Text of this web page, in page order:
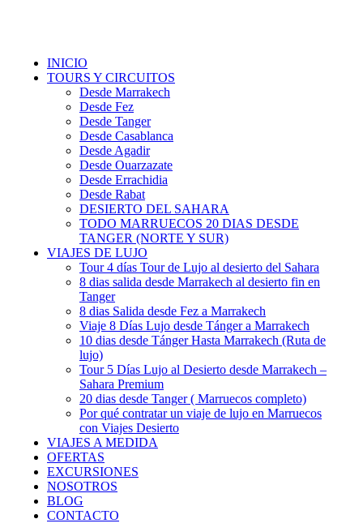
INICIO
TOURS Y CIRCUITOS
Desde Marrakech
Desde Fez
Desde Tanger
Desde Casablanca
Desde Agadir
Desde Ouarzazate
Desde Errachidia
Desde Rabat
DESIERTO DEL SAHARA
TODO MARRUECOS 20 DIAS DESDE
TANGER (NORTE Y SUR)
VIAJES DE LUJO
Tour 4 días Tour de Lujo al desierto del Sahara
8 dias salida desde Marrakech al desierto fin en
Tanger
8 dias Salida desde Fez a Marrakech
Viaje 8 Días Lujo desde Tánger a Marrakech
10 dias desde Tánger Hasta Marrakech (Ruta de
lujo)
Tour 5 Días Lujo al Desierto desde Marrakech –
Sahara Premium
20 dias desde Tanger ( Marruecos completo)
Por qué contratar un viaje de lujo en Marruecos
con Viajes Desierto
VIAJES A MEDIDA
OFERTAS
EXCURSIONES
NOSOTROS
BLOG
CONTACTO